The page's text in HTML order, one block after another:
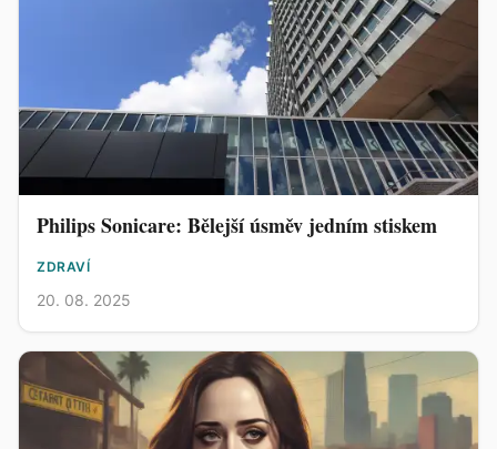
Philips Sonicare: Bělejší úsměv jedním stiskem
ZDRAVÍ
20. 08. 2025